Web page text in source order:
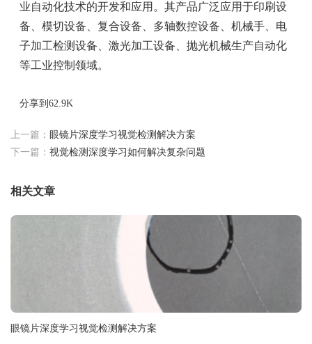
业自动化技术的开发和应用。其产品广泛应用于印刷设
备、模切设备、复合设备、多轴数控设备、机械手、电
子加工检测设备、激光加工设备、抛光机械生产自动化
等工业控制领域。
分享到62.9K
上一篇： 眼镜片深度学习视觉检测解决方案
下一篇： 视觉检测深度学习如何解决复杂问题
相关文章
眼镜片深度学习视觉检测解决方案